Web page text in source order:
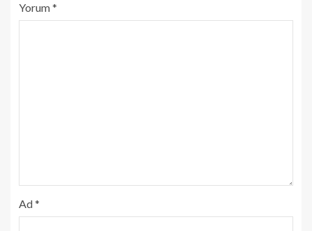
Yorum*
Ad*